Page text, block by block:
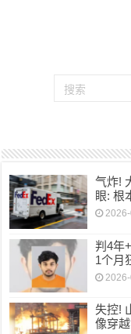
气炸!
眼: 根
判4年
1个月
失控!
像穿